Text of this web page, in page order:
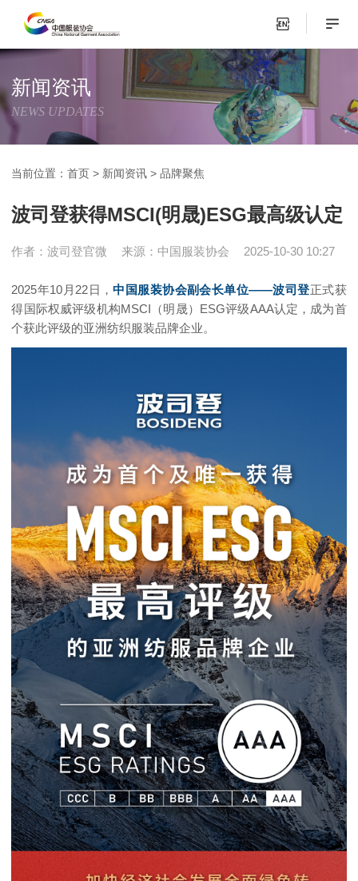
新闻资讯
NEWS UPDATES
当前位置：首页 > 新闻资讯 >品牌聚焦
波司登获得MSCI(明晟)ESG最高级认定
作者：波司登官微 来源：中国服装协会 2025-10-30 10:27
2025年10月22日，中国服装协会副会长单位——波司登正式获
得国际权威评级机构MSCI（明晟）ESG评级AAA认定，成为首
个获此评级的亚洲纺织服装品牌企业。